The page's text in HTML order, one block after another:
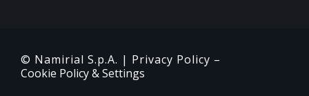
© Namirial S.p.A. | Privacy Policy –
Cookie Policy & Settings